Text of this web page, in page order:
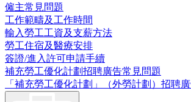
僱主常見問題
工作範疇及工作時間
輸入勞工工資及支薪方法
勞工住宿及醫療安排
簽證/進入許可申請手續
補充勞工優化計劃招聘廣告常見問題
「補充勞工優化計劃」（外勞計劃）招聘